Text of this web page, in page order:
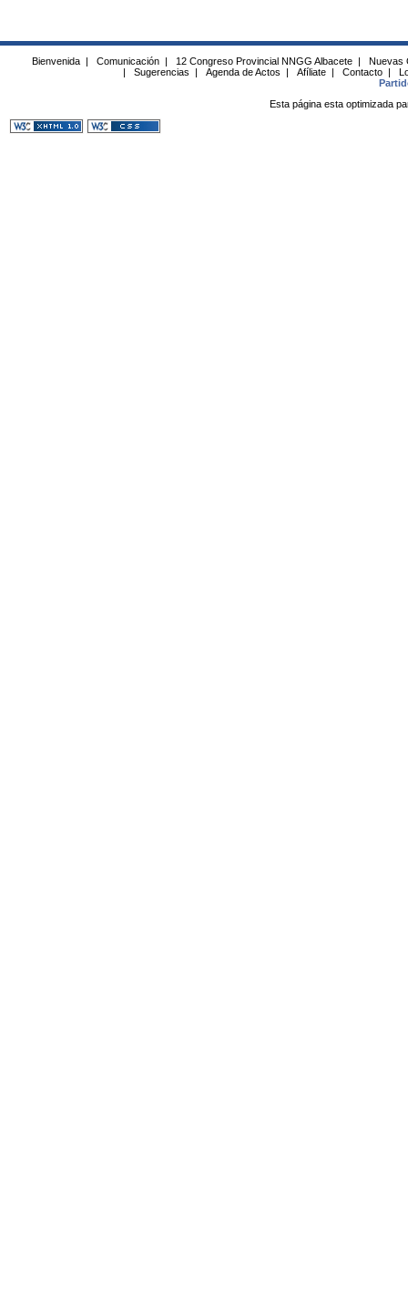
Bienvenida | Comunicación | 12 Congreso Provincial NNGG Albacete |
Nuevas
|
Sugerencias | Agenda de Actos | Afíliate | Contacto |
Esta página esta optimizada